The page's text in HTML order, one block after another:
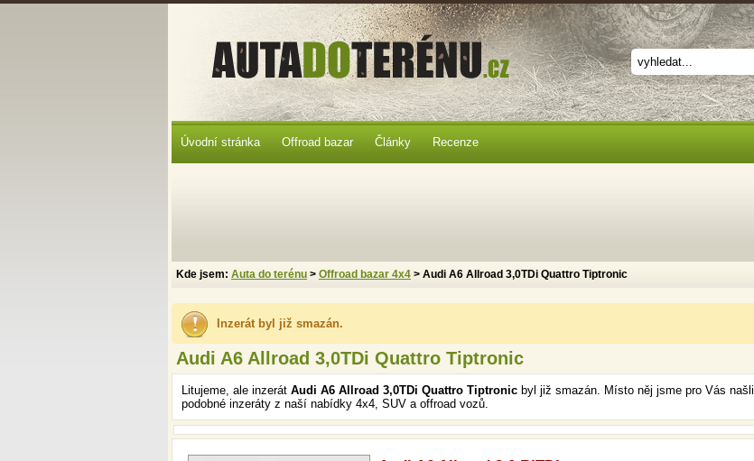
Inzerát byl již smazán.
Audi A6 Allroad 3,0TDi Quattro Tiptronic
Litujeme, ale inzerát Audi A6 Allroad 3,0TDi Quattro Tiptronic byl již smazán. Místo něj jsme pro Vás našli
podobné inzeráty z naší nabídky 4x4, SUV a offroad vozů.
Úvodní stránka Offroad bazar Články Recenze
Kde jsem: Auta do terénu > Offroad bazar 4x4 > Audi A6 Allroad 3,0TDi Quattro Tiptronic